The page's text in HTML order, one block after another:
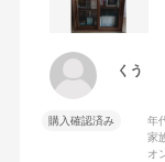
くう
購入確認済み 年
家
オ